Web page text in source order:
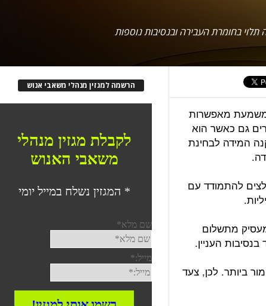
בחומרת העבירה ובנסיבות נוספות
משמעת מאפשרות
גם כאשר הוא
המידה לבחינת
להתמודד עם
מתשלום
העניין.
ביותר.לכן, צעד
הרשמה למגזין מנהלי משאבי אנוש